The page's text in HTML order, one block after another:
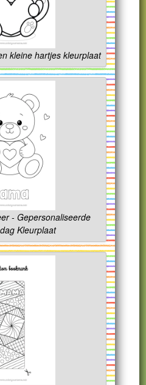
kleine hartjes kleurplaat
- Gepersonaliseerde
Kleurplaat